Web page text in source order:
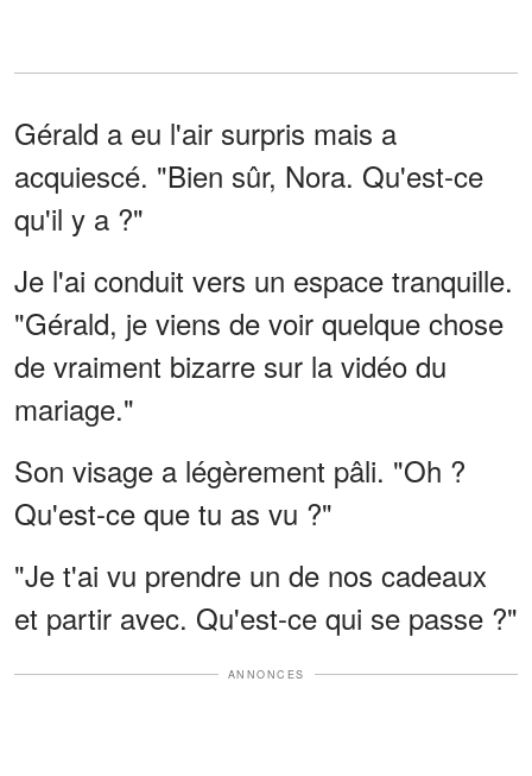
Gérald a eu l'air surpris mais a
acquiescé. "Bien sûr, Nora. Qu'est-ce
qu'il y a ?"
Je l'ai conduit vers un espace tranquille.
"Gérald, je viens de voir quelque chose
de vraiment bizarre sur la vidéo du
mariage."
Son visage a légèrement pâli. "Oh ?
Qu'est-ce que tu as vu ?"
"Je t'ai vu prendre un de nos cadeaux
et partir avec. Qu'est-ce qui se passe ?"
ANNONCES